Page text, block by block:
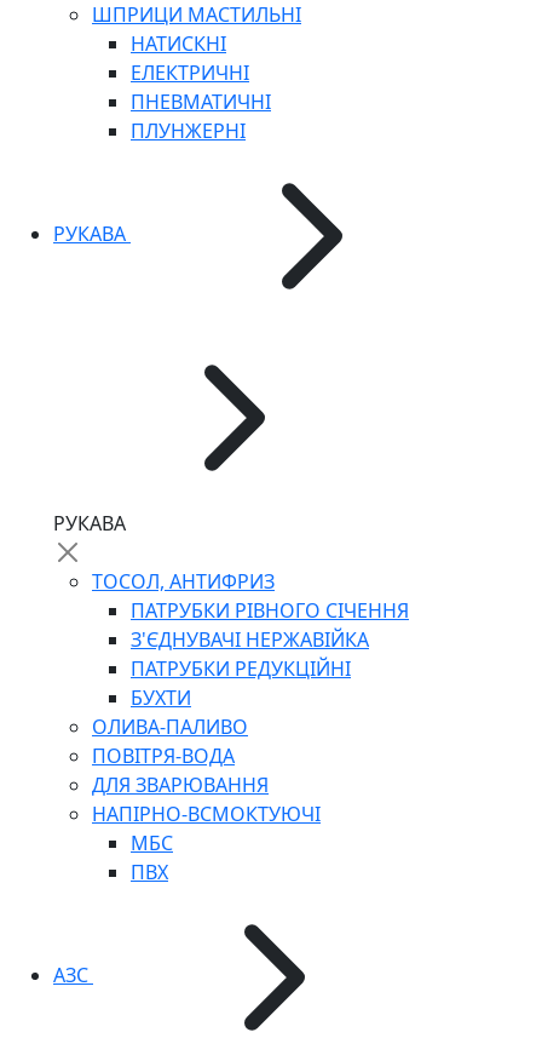
ШПРИЦИ МАСТИЛЬНІ
НАТИСКНІ
ЕЛЕКТРИЧНІ
ПНЕВМАТИЧНІ
ПЛУНЖЕРНІ
РУКАВА
РУКАВА
ТОСОЛ, АНТИФРИЗ
ПАТРУБКИ РІВНОГО СІЧЕННЯ
З'ЄДНУВАЧІ НЕРЖАВІЙКА
ПАТРУБКИ РЕДУКЦІЙНІ
БУХТИ
ОЛИВА-ПАЛИВО
ПОВІТРЯ-ВОДА
ДЛЯ ЗВАРЮВАННЯ
НАПІРНО-ВСМОКТУЮЧІ
МБС
ПВХ
АЗС